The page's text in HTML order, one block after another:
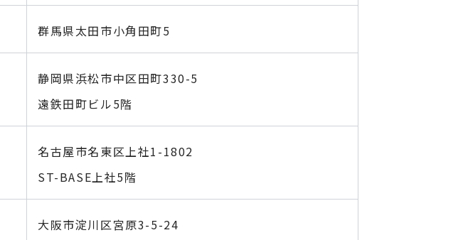
群馬県太田市小角田町5
静岡県浜松市中区田町330-5
遠鉄田町ビル5階
名古屋市名東区上社1-1802
ST-BASE上社5階
大阪市淀川区宮原3-5-24